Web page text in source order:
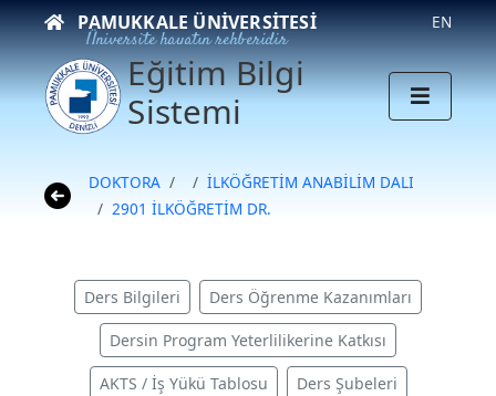
PAMUKKALE ÜNIVERSITESI
Üniversite hayatın rehberidir
EN
Eğitim Bilgi
Sistemi
DOKTORA
İLKÖĞRETİM ANABİLİM DALI
2901 İLKÖĞRETİM DR.
Ders Bilgileri Ders Öğrenme Kazanımları
Dersin Program Yeterlilikerine Katkısı
AKTS / İş Yükü Tablosu Ders Şubeleri